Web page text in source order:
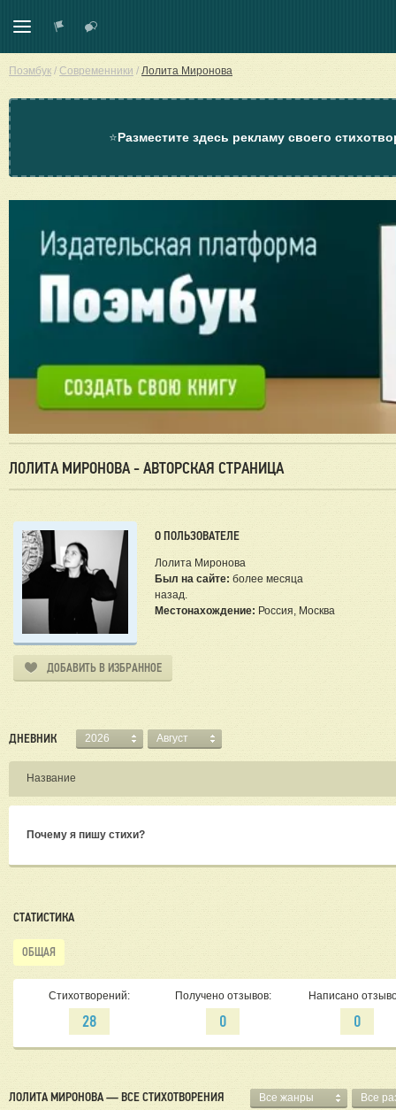
Поэмбук / Современники / Лолита Миронова
⭐Разместите здесь рекламу своего
ЛОЛИТА МИРОНОВА - АВТОРСКАЯ СТРАНИЦА
О ПОЛЬЗОВАТЕЛЕ
Лолита Миронова
Был на сайте: более месяца
назад.
Местонахождение: Россия, Москва
ДОБАВИТЬ В ИЗБРАННОЕ
ДНЕВНИК 2026 Август
Название
Почему я пишу стихи?
СТАТИСТИКА
ОБЩАЯ
Стихотворений:
28
Получено отзывов:
0
Написано
0
ЛОЛИТА МИРОНОВА — ВСЕ СТИХОТВОРЕНИЯ Все жанры Все